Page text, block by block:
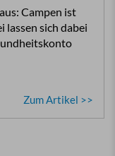
Campen ist
lassen sich dabei
Zum Artikel >>